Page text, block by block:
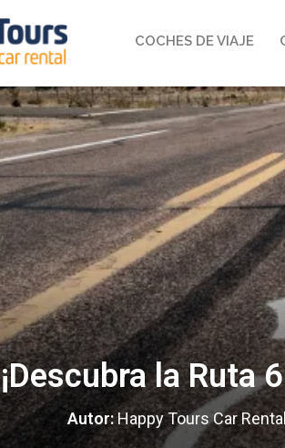
COCHES DE VIAJE
¡Descubra la Ruta
Autor:Happy Tours Car